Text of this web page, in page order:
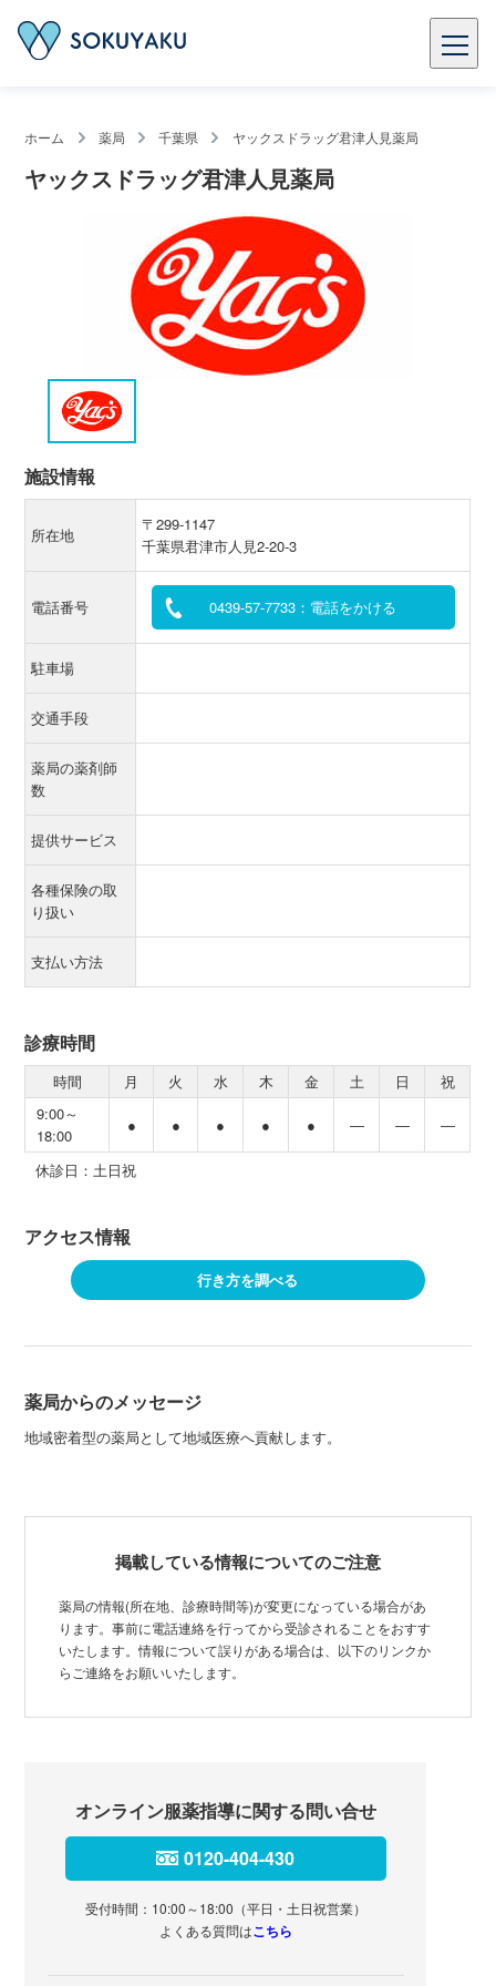
ホーム 薬局 千葉県 ヤックスドラッグ君津人見薬局
ヤックスドラッグ君津人見薬局
施設情報
所在地
〒299-1147
千葉県君津市人見2-20-3
電話番号 0439-57-7733：電話をかける
駐車場
交通手段
薬局の薬剤師
数
提供サービス
各種保険の取
り扱い
支払い方法
診療時間
時間 月 火 水 木 金 土 日
祝
9:00～
18:00
● ● ● ● ● ― ― ―
休診日：土日祝
アクセス情報
行き方を調べる
薬局からのメッセージ
地域密着型の薬局として地域医療へ貢献します。
掲載している情報についてのご注意
薬局の情報(所在地、診療時間等)が変更になっている場合があ
ります。事前に電話連絡を行ってから受診されることをおすす
いたします。情報について誤りがある場合は、以下のリンクか
らご連絡をお願いいたします。
オンライン服薬指導に関する問い合せ
0120-404-430
受付時間：10:00～18:00（平日・土日祝営業）
よくある質問はこちら